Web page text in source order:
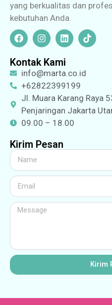
yang berkualitas dan
kebutuhan Anda.
Kontak Kami
info@marta.co.id
+62822399199
Jl. Muara Karang Raya
Penjaringan Jakarta
09.00 – 18.00
Kirim Pesan
Kirim